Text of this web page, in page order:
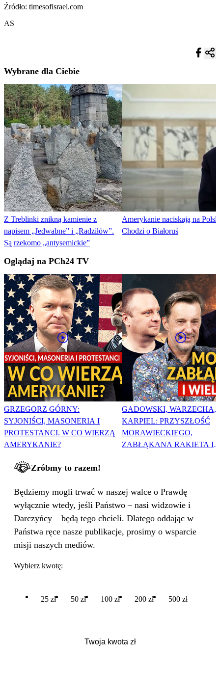
Źródło: timesofisrael.com
AS
Wybrane dla Ciebie
Z Treblinki znikną kamienie z
napisem „Jedwabne” i „Radziłów”.
Są rzekomo „antysemickie”
Amerykanie naciskają na
Chodzi o Białoruś
Oglądaj na PCh24 TV
GRZEGORZ GÓRNY:
SYJONIŚCI, MASONERIA I
PROTESTANCI. W CO WIERZĄ
AMERYKANIE?
GADOWSKI, WARZECHA,
KARPIEL: PRZYSZŁOŚĆ
MORAWIECKIEGO,
ZABŁĄKANA RAKIETA I
Zróbmy to razem!
Będziemy mogli trwać w naszej walce o Prawdę
wyłącznie wtedy, jeśli Państwo – nasi widzowie i
Darczyńcy – będą tego chcieli. Dlatego oddając w
Państwa ręce nasze publikacje, prosimy o wsparcie
misji naszych mediów.
Wybierz kwotę:
25 zł 50 zł 100 zł 200 zł 500 zł